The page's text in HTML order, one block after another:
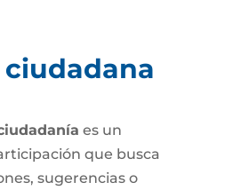
es un
que busca
sugerencias o